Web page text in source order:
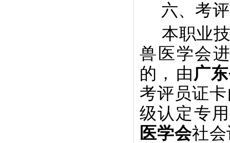
六、考
本职业
兽医学会
的， 由广
考评员证
级认定专
医学会社